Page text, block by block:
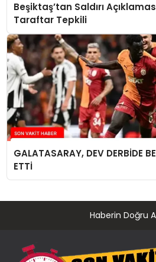
Beşiktaş’tan Saldırı
Taraftar Tepkili
GALATASARAY, DEV DERBİDE
ETTİ
Haberin Doğru